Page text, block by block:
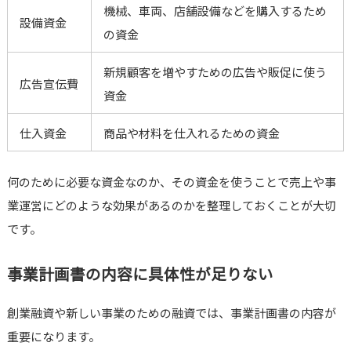
設備資金
機械、車両、店舗設備などを購入するため
の資金
広告宣伝費
新規顧客を増やすための広告や販促に使う
資金
仕入資金 商品や材料を仕入れるための資金
何のために必要な資金なのか、その資金を使うことで売上や事
業運営にどのような効果があるのかを整理しておくことが大切
です。
事業計画書の内容に具体性が足りない
創業融資や新しい事業のための融資では、事業計画書の内容が
重要になります。